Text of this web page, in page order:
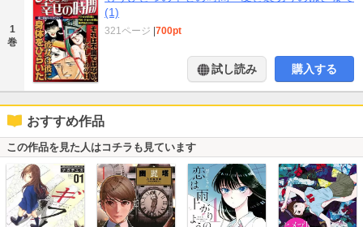
1
巻
(1)
321ページ 700pt
試し読み 購入する
おすすめ作品
この作品を見た人はコチラも見ています